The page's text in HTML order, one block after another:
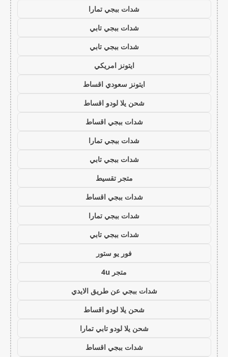
شدات ببجي تمارا
شدات ببجي تابي
شدات ببجي تابي
ايتونز امريكي
ايتونز سعودي اقساط
شحن يلا لودو اقساط
شدات ببجي اقساط
شدات ببجي تمارا
شدات ببجي تابي
متجر تقسيط
شدات ببجي اقساط
شدات ببجي تمارا
شدات ببجي تابي
فور يو ستور
متجر 4u
شدات ببجي عن طريق الايدي
شحن يلا لودو اقساط
شحن يلا لودو تابي تمارا
شدات ببجي اقساط